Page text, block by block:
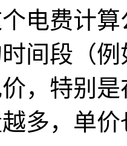
电费计
间段（
，特别
多，单